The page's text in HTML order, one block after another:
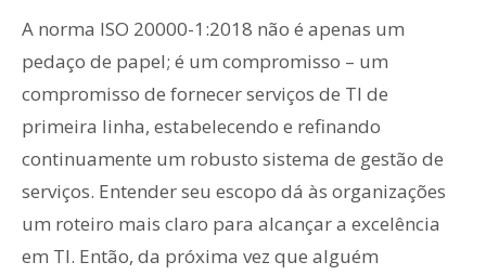
A norma ISO 20000-1:2018 não é apenas um
pedaço de papel; é um compromisso – um
compromisso de fornecer serviços de TI de
primeira linha, estabelecendo e refinando
continuamente um robusto sistema de gestão de
serviços. Entender seu escopo dá às organizações
um roteiro mais claro para alcançar a excelência
em TI. Então, da próxima vez que alguém